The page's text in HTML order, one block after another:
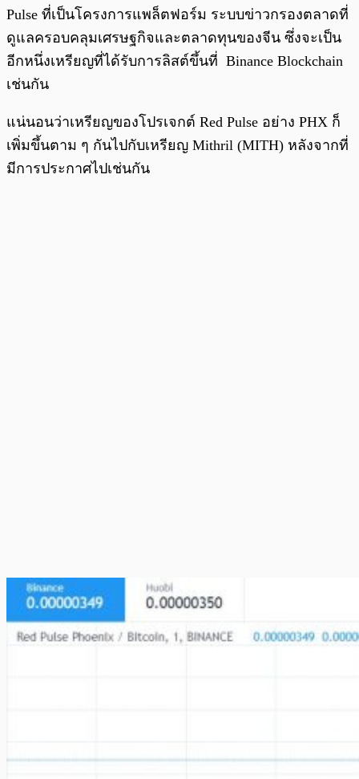
Pulse ที่เป็นโครงการแพล็ตฟอร์ม ระบบข่าวกรองตลาดที่
ดูแลครอบคลุมเศรษฐกิจและตลาดทุนของจีน ซึ่งจะเป็น
อีกหนึ่งเหรียญที่ได้รับการลิสต์ขึ้นที่ Binance Blockchain
เช่นกัน
แน่นอนว่าเหรียญของโปรเจกต์ Red Pulse อย่าง PHX ก็
เพิ่มขึ้นตาม ๆ กันไปกับเหรียญ Mithril (MITH) หลังจากที่
มีการประกาศไปเช่นกัน